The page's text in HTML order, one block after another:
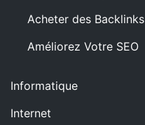
Acheter des Backlinks
Améliorez Votre SEO
Informatique
Internet